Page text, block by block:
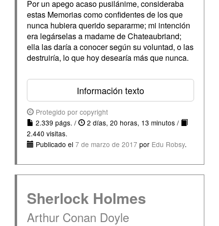
Por un apego acaso pusilánime, consideraba
estas Memorias como confidentes de los que
nunca hubiera querido separarme; mi intención
era legárselas a madame de Chateaubriand;
ella las daría a conocer según su voluntad, o las
destruiría, lo que hoy desearía más que nunca.
Información texto
Protegido por copyright
2.339 págs. /
2 días, 20 horas, 13 minutos /
2.440 visitas.
Publicado el 7 de marzo de 2017 por Edu Robsy.
Sherlock Holmes
Arthur Conan Doyle